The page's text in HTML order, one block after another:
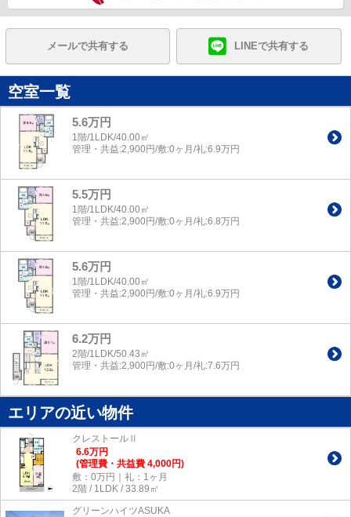
メールで共有する LINEで共有する
空室一覧
5.6万円
1階/1LDK/40.00㎡
管理・共益:2,900円/敷:0ヶ月/礼:6.9万円
5.5万円
1階/1LDK/40.00㎡
管理・共益:2,900円/敷:0ヶ月/礼:6.8万円
5.6万円
1階/1LDK/40.00㎡
管理・共益:2,900円/敷:0ヶ月/礼:6.9万円
6.2万円
2階/1LDK/50.43㎡
管理・共益:2,900円/敷:0ヶ月/礼:7.6万円
エリアの近い物件
クレストールⅡ
6.6万円
(管理費・共益費 4,000円)
敷：0万円｜礼：1ヶ月
2階 / 1LDK / 33.89㎡
グリーンハイツASUKA